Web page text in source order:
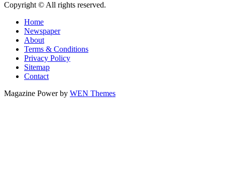
Copyright © All rights reserved.
Home
Newspaper
About
Terms & Conditions
Privacy Policy
Sitemap
Contact
Magazine Power by WEN Themes